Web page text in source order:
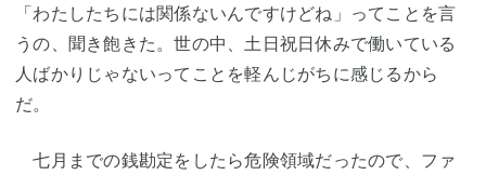
「わたしたちには関係ないんですけどね」ってことを言
うの、聞き飽きた。世の中、土日祝日休みで働いている
人ばかりじゃないってことを軽んじがちに感じるから
だ。
七月までの銭勘定をしたら危険領域だったので、ファ